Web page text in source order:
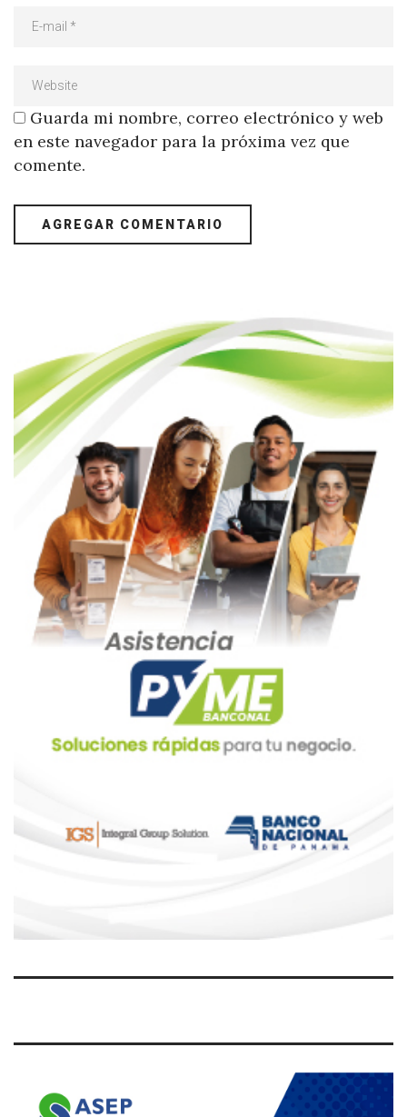
Guarda mi nombre, correo electrónico y web
en este navegador para la próxima vez que
comente.